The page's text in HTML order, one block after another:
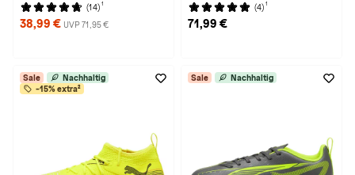
(14) 1
38,99 € UVP 71,95 €
(4) 1
71,99 €
Sale
Nachhaltig
-15% extra²
Sale Nachhaltig